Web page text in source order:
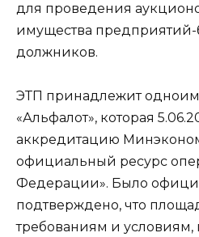
для проведения
имущества предприятий-
должников.
ЭТП принадлежит
«Альфалот», которая
аккредитацию
официальный ресурс
Федерации». Было
подтверждено, что
требованиям и